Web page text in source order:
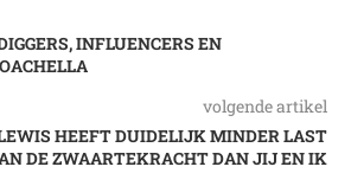
INFLUENCERS EN
volgende artikel
HEEFT DUIDELIJK MINDER LAST
DE ZWAARTEKRACHT DAN JIJ EN IK